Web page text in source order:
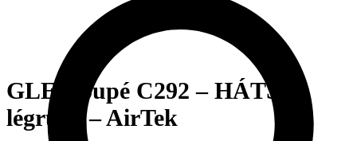
GLE Coupé C292 – HÁTSÓ
légrugó – AirTek